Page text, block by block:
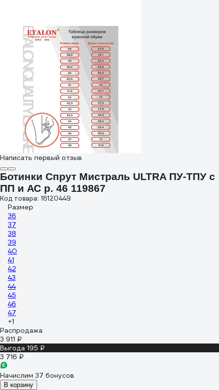
Написать первый отзыв
Ботинки Спрут Мистраль ULTRA ПУ-ТПУ с
ПП и АС р. 46 119867
Код товара: 16120449
Размер
36
37
38
39
40
41
42
43
44
45
46
47
+1
Распродажа
3 911 ₽
Выгода 195 ₽
3 716 ₽
Начислим 37 бонусов
В корзину